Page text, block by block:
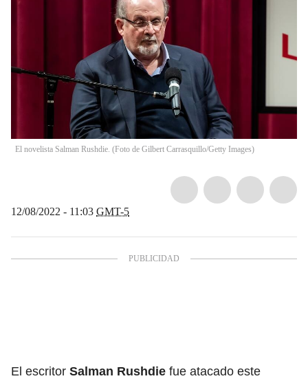
El novelista Salman Rushdie. (Foto de Gilbert Carrasquillo/Getty Images)
12/08/2022 - 11:03 GMT-5
El escritor Salman Rushdie fue atacado este